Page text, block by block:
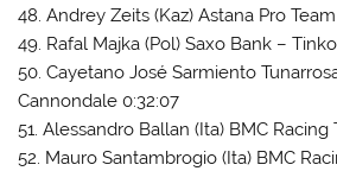
48. Andrey Zeits (Kaz) Astana Pro
49. Rafal Majka (Pol) Saxo Bank –
50. Cayetano José Sarmiento
Cannondale 0:32:07
51. Alessandro Ballan (Ita) BMC Racing
52. Mauro Santambrogio (Ita) BMC